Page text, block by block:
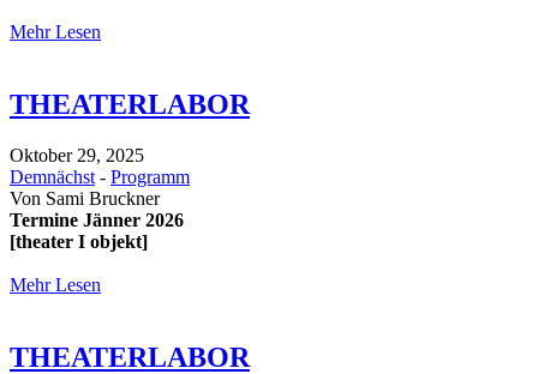
Mehr Lesen
THEATERLABOR
Oktober 29, 2025
Demnächst - Programm
Von Sami Bruckner
Termine Jänner 2026
[theater I objekt]
Mehr Lesen
THEATERLABOR